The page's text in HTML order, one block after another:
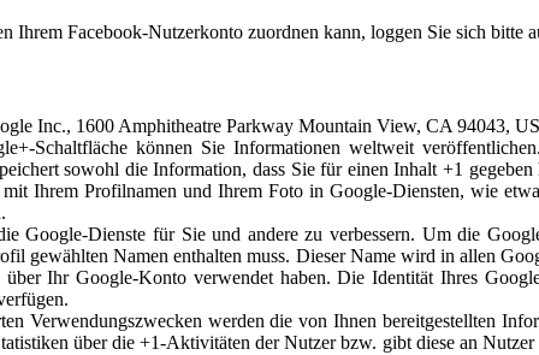
Ihrem Facebook-Nutzerkonto zuordnen kann, loggen Sie sich bitte
Inc., 1600 Amphitheatre Parkway Mountain View, CA 94043,
Schaltfläche können Sie Informationen weltweit
sowohl die Information, dass Sie für einen Inhalt +1
Ihrem Profilnamen und Ihrem Foto in Google-Diensten, wie
Google-Dienste für Sie und andere zu verbessern. Um die
gewählten Namen enthalten muss. Dieser Name wird in allen
Ihr Google-Konto verwendet haben. Die Identität Ihres
Verwendungszwecken werden die von Ihnen bereitgestellten
über die +1-Aktivitäten der Nutzer bzw. gibt diese an